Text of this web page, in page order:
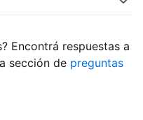
Encontrá respuestas a
sección de preguntas